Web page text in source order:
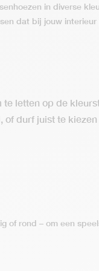
in diverse
dat bij jouw
letten op de
durf juist te
of rond – om een